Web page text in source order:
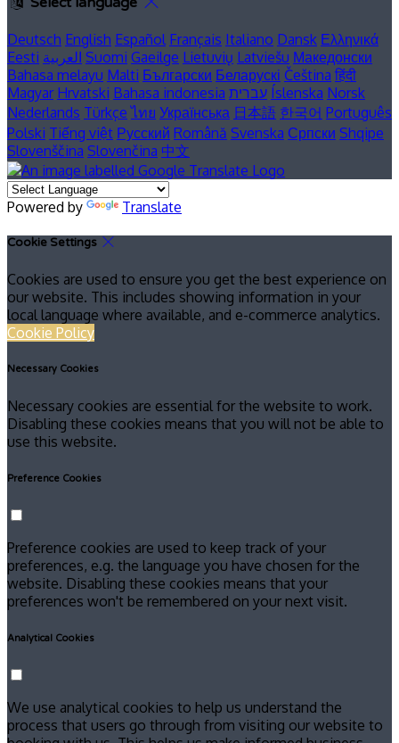
Deutsch English Español Français Italiano Dansk Ελληνικά
Eesti العربية Suomi Gaeilge Lietuvių Latviešu Македонски
Bahasa melayu Malti Български Беларускі Čeština हिंदी
Magyar Hrvatski Bahasa indonesia עברית Íslenska Norsk
Nederlands Türkçe ไทย Українська 日本語 한국어 Português
Polski Tiếng việt Русский Română Svenska Српски Shqipe
Slovenščina Slovenčina 中文
Powered by Translate
Cookie Settings
Cookies are used to ensure you get the best experience on
our website. This includes showing information in your
local language where available, and e-commerce analytics.
Cookie Policy
Necessary Cookies
Necessary cookies are essential for the website to work.
Disabling these cookies means that you will not be able to
use this website.
Preference Cookies
Preference cookies are used to keep track of your
preferences, e.g. the language you have chosen for the
website. Disabling these cookies means that your
preferences won't be remembered on your next visit.
Analytical Cookies
We use analytical cookies to help us understand the
process that users go through from visiting our website to